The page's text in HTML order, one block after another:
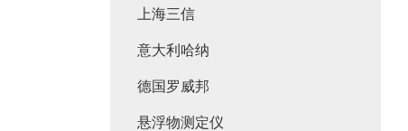
上海三信
意大利哈纳
德国罗威邦
悬浮物测定仪